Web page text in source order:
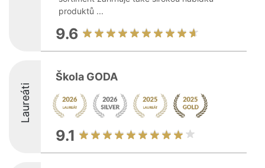
produktů ...
9.6
Laureáti
Škola GODA
9.1